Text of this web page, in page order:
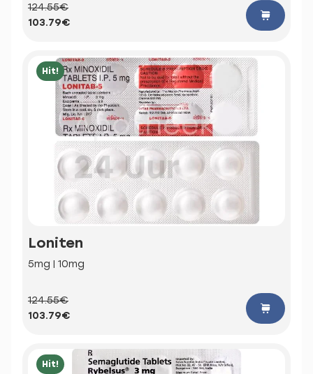
124.55€
103.79€
Hit!
Loniten
5mg | 10mg
124.55€
103.79€
Hit!